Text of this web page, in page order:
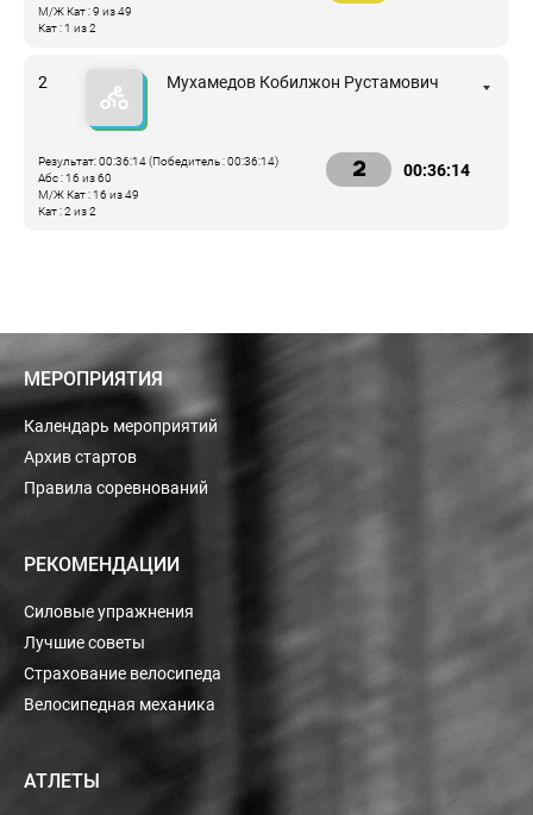
М/Ж Кат : 9 из 49
Кат : 1 из 2
2 Мухамедов Кобилжон Рустамович
Результат: 00:36:14 (Победитель : 00:36:14)
Абс : 16 из 60
М/Ж Кат : 16 из 49
Кат : 2 из 2
2 00:36:14
МЕРОПРИЯТИЯ
Календарь мероприятий
Архив стартов
Правила соревнований
РЕКОМЕНДАЦИИ
Силовые упражнения
Лучшие советы
Страхование велосипеда
Велосипедная механика
АТЛЕТЫ